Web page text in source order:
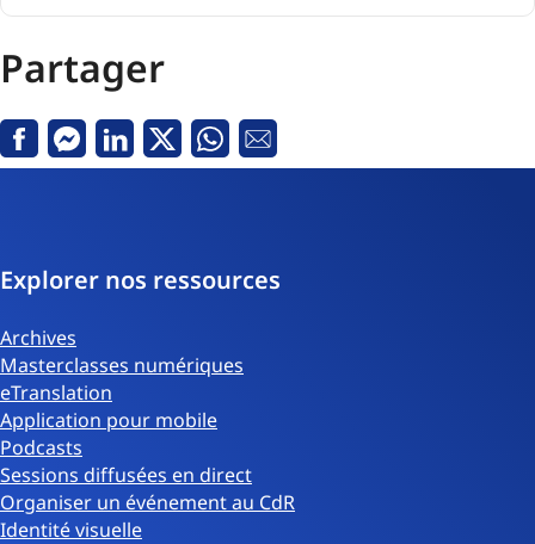
Partager
FacebookMessenger
LinkedInTwitterWhatsappCourriel
Explorer nos ressources
Archives
Masterclasses numériques
eTranslation
Application pour mobile
Podcasts
Sessions diffusées en direct
Organiser un événement au CdR
Identité visuelle